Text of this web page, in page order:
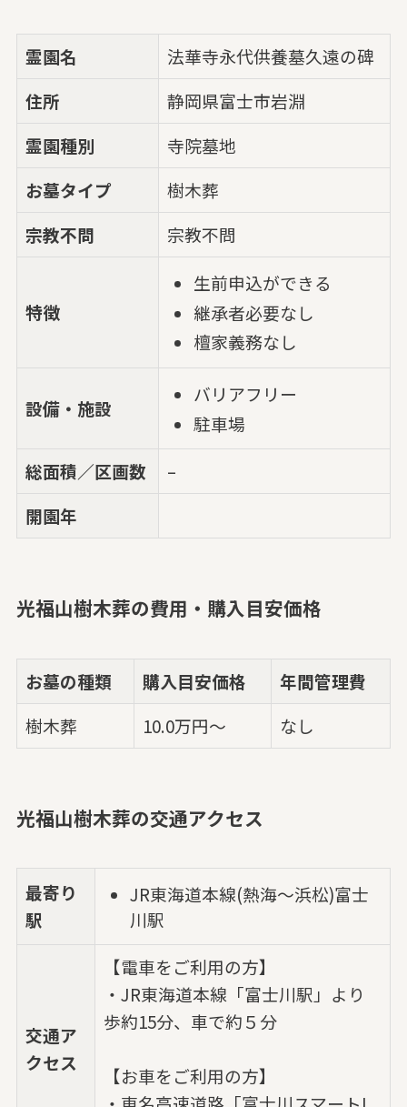
霊園名
法華寺永代供養墓久遠の碑
住所
静岡県富士市岩淵
霊園種別
寺院墓地
お墓タイプ
樹木葬
宗教不問
宗教不問
特徴
生前申込ができる
継承者必要なし
檀家義務なし
設備・施設
バリアフリー
駐車場
総面積／区画数
–
開園年
光福山樹木葬の費用・購入目安価格
お墓の種類 購入目安価格
年間管理費
樹木葬
10.0万円～ なし
光福山樹木葬の交通アクセス
最寄り
駅
JR東海道本線(熱海～浜松)富士
川駅
交通ア
クセス
【電車をご利用の方】
・JR東海道本線「富士川駅」より
歩約15分、車で約５分
【お車をご利用の方】